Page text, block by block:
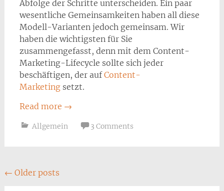
Abfolge der Schritte unterscheiden. Ein paar
wesentliche Gemeinsamkeiten haben all diese
Modell-Varianten jedoch gemeinsam. Wir
haben die wichtigsten für Sie
zusammengefasst, denn mit dem Content-
Marketing-Lifecycle sollte sich jeder
beschäftigen, der aufContent-
Marketingsetzt.
Read more →
Allgemein 3 Comments
Posts
← Older posts